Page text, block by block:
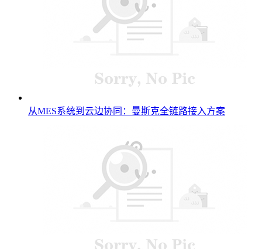
从MES系统到云边协同：曼斯克全链路接入方案